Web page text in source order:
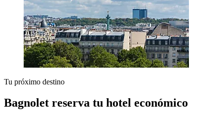
Tu próximo destino
Bagnolet reserva tu hotel económico